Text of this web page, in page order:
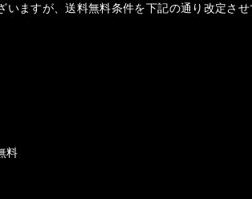
いますが、送料無料条件を下記の通り改定さ
料